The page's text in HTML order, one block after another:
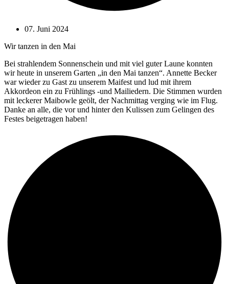
07. Juni 2024
Wir tanzen in den Mai
Bei strahlendem Sonnenschein und mit viel guter Laune konnten
wir heute in unserem Garten „in den Mai tanzen“. Annette Becker
war wieder zu Gast zu unserem Maifest und lud mit ihrem
Akkordeon ein zu Frühlings -und Mailiedern. Die Stimmen wurden
mit leckerer Maibowle geölt, der Nachmittag verging wie im Flug.
Danke an alle, die vor und hinter den Kulissen zum Gelingen des
Festes beigetragen haben!